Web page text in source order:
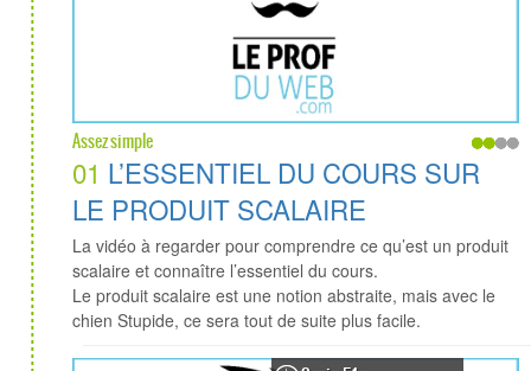
Assez simple
01 L’ESSENTIEL DU COURS SUR
LE PRODUIT SCALAIRE
La vidéo à regarder pour comprendre ce qu’est un produit
scalaire et connaître l’essentiel du cours.
Le produit scalaire est une notion abstraite, mais avec le
chien Stupide, ce sera tout de suite plus facile.